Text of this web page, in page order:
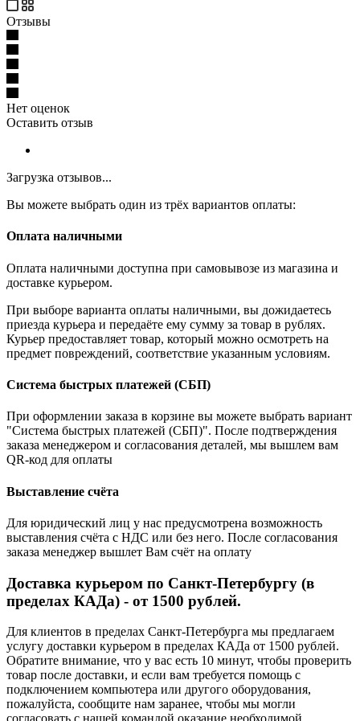
Отзывы
Нет оценок
Оставить отзыв
Загрузка отзывов...
Вы можете выбрать один из трёх вариантов оплаты:
Оплата наличными
Оплата наличными доступна при самовывозе из магазина и
доставке курьером.
При выборе варианта оплаты наличными, вы дожидаетесь
приезда курьера и передаёте ему сумму за товар в рублях.
Курьер предоставляет товар, который можно осмотреть на
предмет повреждений, соответствие указанным условиям.
Система быстрых платежей (СБП)
При оформлении заказа в корзине вы можете выбрать вариант
"Система быстрых платежей (СБП)". После подтверждения
заказа менеджером и согласования деталей, мы вышлем вам
QR-код для оплаты
Выставление счёта
Для юридический лиц у нас предусмотрена возможность
выставления счёта с НДС или без него. После согласования
заказа менеджер вышлет Вам счёт на оплату
Доставка курьером по Санкт-Петербургу (в
пределах КАДа) - от 1500 рублей.
Для клиентов в пределах Санкт-Петербурга мы предлагаем
услугу доставки курьером в пределах КАДа от 1500 рублей.
Обратите внимание, что у вас есть 10 минут, чтобы проверить
товар после доставки, и если вам требуется помощь с
подключением компьютера или другого оборудования,
пожалуйста, сообщите нам заранее, чтобы мы могли